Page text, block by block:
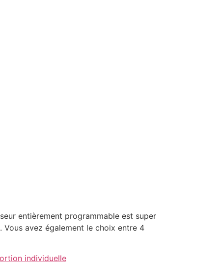
entièrement programmable est super
avez également le choix entre 4
individuelle